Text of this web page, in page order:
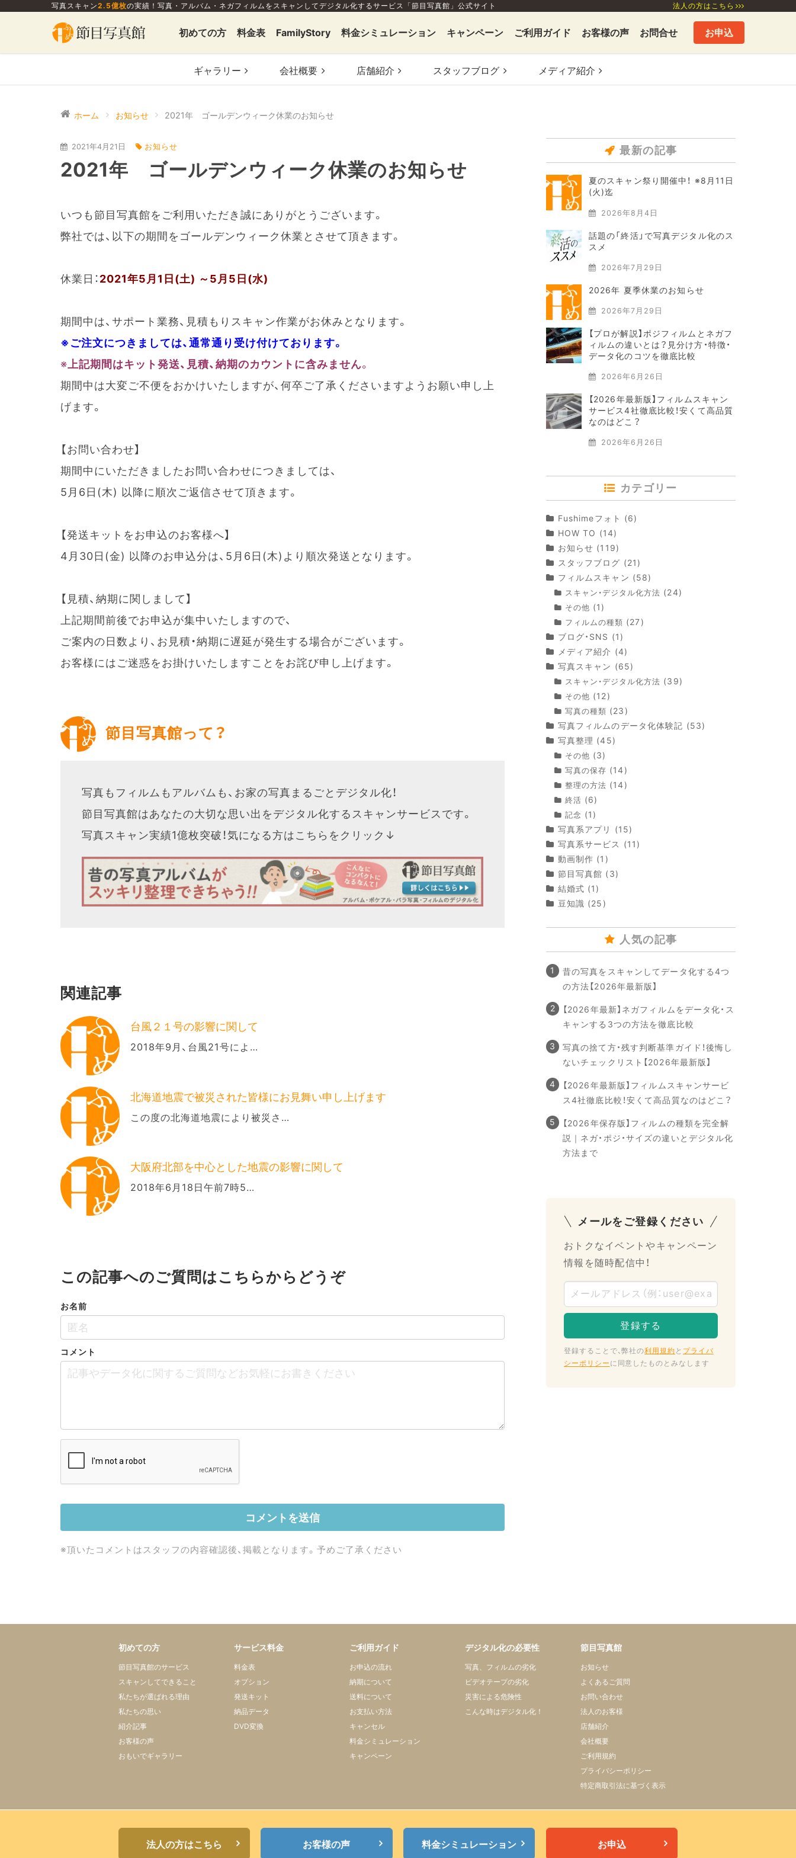
写真スキャン2.5億枚の実績！写真・アルバム・ネガフィルムをスキャンしてデジタル化するサービス「節目写真館」公式サイト 法人の方はこちら
初めての方 料金表 FamilyStory 料金シミュレーション キャンペーン ご利用ガイド お客様の声 お問合せ お申込
ギャラリー 会社概要 店舗紹介 スタッフブログ メディア紹介
ホーム お知らせ 2021年 ゴールデンウィーク休業のお知らせ
2021年4月21日 お知らせ
2021年 ゴールデンウィーク休業のお知らせ
いつも節目写真館をご利用いただき誠にありがとうございます。
弊社では、以下の期間をゴールデンウィーク休業とさせて頂きます。
休業日：2021年5月1日(土) ～5月5日(水)
期間中は、サポート業務、見積もりスキャン作業がお休みとなります。
※ご注文につきましては、通常通り受け付けております。
※ 上記期間はキット発送、見積、納期のカウントに含みません。
期間中は大変ご不便をおかけいたしますが、何卒ご了承くださいますようお願い申し上
げます。
【お問い合わせ】
期間中にいただきましたお問い合わせにつきましては、
5月6日(木) 以降に順次ご返信させて頂きます。
【発送キットをお申込のお客様へ】
4月30日(金) 以降のお申込分は、5月6日(木)より順次発送となります。
【見積、納期に関しまして】
上記期間前後でお申込が集中いたしますので、
ご案内の日数より、お見積・納期に遅延が発生する場合がございます。
お客様にはご迷惑をお掛けいたしますことをお詫び申し上げます。
節目写真館って？
写真もフィルムもアルバムも、お家の写真まるごとデジタル化！
節目写真館はあなたの大切な思い出をデジタル化するスキャンサービスです。
写真スキャン実績1億枚突破！気になる方はこちらをクリック↓
関連記事
台風２１号の影響に関して
2018年9月、台風21号によ…
北海道地震で被災された皆様にお見舞い申し上げます
この度の北海道地震により被災さ…
大阪府北部を中心とした地震の影響に関して
2018年6月18日午前7時5…
この記事へのご質問はこちらからどうぞ
お名前
コメント
※頂いたコメントはスタッフの内容確認後、掲載となります。予めご了承ください
最新の記事
夏のスキャン祭り開催中！ ※8月11日
(火)迄
2026年8月4日
話題の「終活」で写真デジタル化のス
スメ
2026年7月29日
2026年 夏季休業のお知らせ
2026年7月29日
【プロが解説】ポジフィルムとネガフ
ィルムの違いとは？見分け方・特徴・
データ化のコツを徹底比較
2026年6月26日
【2026年最新版】フィルムスキャン
サービス4社徹底比較！安くて高品質
なのはどこ？
2026年6月26日
カテゴリー
Fushimeフォト (6)
HOW TO (14)
お知らせ (119)
スタッフブログ (21)
フィルムスキャン (58)
スキャン・デジタル化方法 (24)
その他 (1)
フィルムの種類 (27)
ブログ・SNS (1)
メディア紹介 (4)
写真スキャン (65)
スキャン・デジタル化方法 (39)
その他 (12)
写真の種類 (23)
写真フィルムのデータ化体験記 (53)
写真整理 (45)
その他 (3)
写真の保存 (14)
整理の方法 (14)
終活 (6)
記念 (1)
写真系アプリ
(15)
写真系サービス (11)
動画制作 (1)
節目写真館 (3)
結婚式 (1)
豆知識 (25)
人気の記事
昔の写真をスキャンしてデータ化する4つ
の方法【2026年最新版】
【2026年最新】ネガフィルムをデータ化・ス
キャンする3つの方法を徹底比較
写真の捨て方・残す判断基準ガイド！後悔し
ないチェックリスト【2026年最新版】
【2026年最新版】フィルムスキャンサービ
ス4社徹底比較！安くて高品質なのはどこ？
【2026年保存版】フィルムの種類を完全解
説｜ネガ・ポジ・サイズの違いとデジタル化
方法まで
メールをご登録ください
おトクなイベントやキャンペーン
情報を随時配信中！
登録することで、弊社の利用規約 と プライバ
シーポリシー に同意したものとみなします
初めての方
節目写真館のサービス
スキャンしてできること
私たちが選ばれる理由
私たちの思い
紹介記事
お客様の声
おもいでギャラリー
サービス料金
料金表
オプション
発送キット
納品データ
DVD変換
ご利用ガイド
お申込の流れ
納期について
送料について
お支払い方法
キャンセル
料金シミュレーション
キャンペーン
デジタル化の必要性
写真、フィルムの劣化
ビデオテープの劣化
災害による危険性
こんな時はデジタル化！
節目写真館
お知らせ
よくあるご質問
お問い合わせ
法人のお客様
店舗紹介
会社概要
ご利用規約
プライバシーポリシー
特定商取引法に基づく表示
法人の方はこちら お客様の声 料金シミュレーション お申込